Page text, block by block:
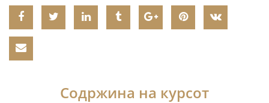
Содржина на курсот